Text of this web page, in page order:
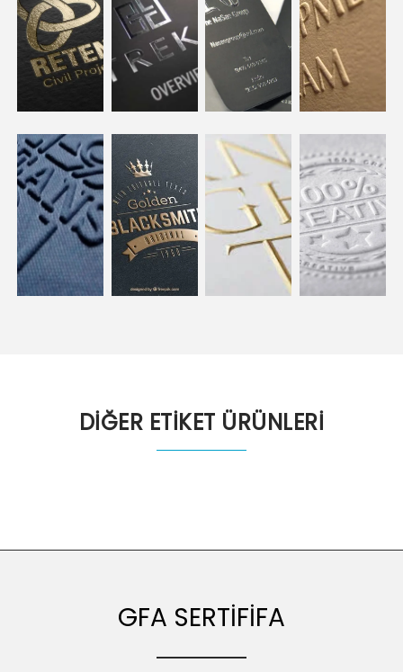
DİĞER ETİKET ÜRÜNLERİ
GFA SERTİFİFA